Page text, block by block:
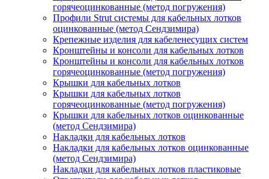
горячеоцинкованные (метод погружения)
Профили Strut системы для кабельных лотков
оцинкованные (метод Сендзимира)
Крепежные изделия для кабеленесущих систем
Кронштейны и консоли для кабельных лотков
Кронштейны и консоли для кабельных лотков
горячеоцинкованные (метод погружения)
Крышки для кабельных лотков
Крышки для кабельных лотков
горячеоцинкованные (метод погружения)
Крышки для кабельных лотков оцинкованные
(метод Сендзимира)
Накладки для кабельных лотков
Накладки для кабельных лотков оцинкованные
(метод Сендзимира)
Накладки для кабельных лотков пластиковые